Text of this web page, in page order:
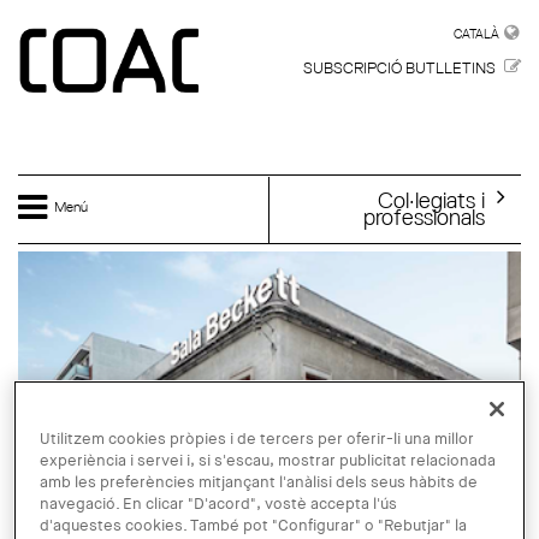
CATALÀ
SUBSCRIPCIÓ BUTLLETINS
Menú Col·legiats i
professionals
Utilitzem cookies pròpies i de tercers per oferir-li una millor
experiència i servei i, si s'escau, mostrar publicitat relacionada
amb les preferències mitjançant l'anàlisi dels seus hàbits de
navegació. En clicar "D'acord", vostè accepta l'ús
d'aquestes cookies. També pot "Configurar" o "Rebutjar" la